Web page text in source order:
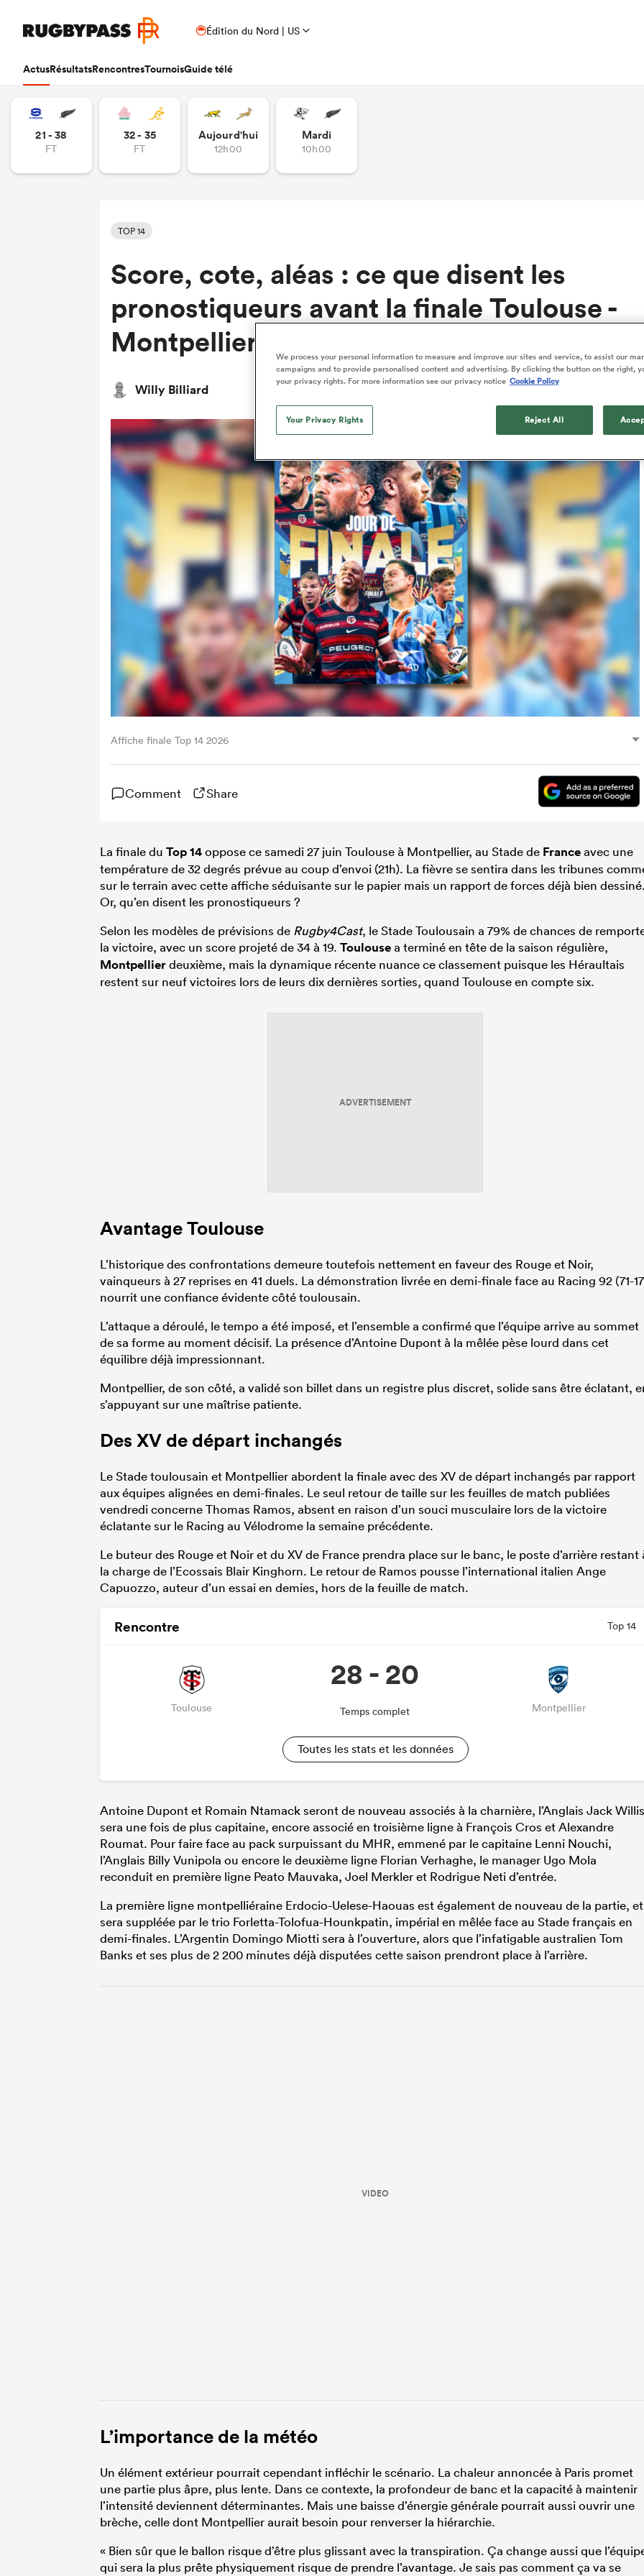
Édition du Nord | US
ActusRésultatsRencontresTournoisGuide télé
21 - 38
FT
32 - 35
FT
Aujourd'hui
12h00
Mardi
10h00
TOP 14
Score, cote, aléas : ce que disent les
pronostiqueurs avant la finale Toulouse -
Montpellier
Willy Billiard
Published: 27 Juin 2026 07:23 PDT
Affiche finale Top 14 2026
Comment Share
La finale du Top 14oppose ce samedi 27 juin Toulouse à Montpellier, au Stade de Franceavec une
température de 32 degrés prévue au coup d’envoi (21h). La fièvre se sentira dans les tribunes
sur le terrain avec cette affiche séduisante sur le papier mais un rapport de forces déjà bien
Or, qu’en disent les pronostiqueurs ?
Selon les modèles de prévisions de Rugby4Cast, le Stade Toulousain a 79% de chances de
la victoire, avec un score projeté de 34 à 19. Toulousea terminé en tête de la saison régulière,
Montpellierdeuxième, mais la dynamique récente nuance ce classement puisque les Héraultais
restent sur neuf victoires lors de leurs dix dernières sorties, quand Toulouse en compte six.
ADVERTISEMENT
Avantage Toulouse
L’historique des confrontations demeure toutefois nettement en faveur des Rouge et Noir,
vainqueurs à 27 reprises en 41 duels. La démonstration livrée en demi-finale face au Racing 92 (71-
nourrit une confiance évidente côté toulousain.
L’attaque a déroulé, le tempo a été imposé, et l’ensemble a confirmé que l’équipe arrive au sommet
de sa forme au moment décisif. La présence d’Antoine Dupont à la mêlée pèse lourd dans cet
équilibre déjà impressionnant.
Montpellier, de son côté, a validé son billet dans un registre plus discret, solide sans être éclatant,
s’appuyant sur une maîtrise patiente.
Des XV de départ inchangés
Le Stade toulousain et Montpellier abordent la finale avec des XV de départ inchangés par rapport
aux équipes alignées en demi-finales. Le seul retour de taille sur les feuilles de match publiées
vendredi concerne Thomas Ramos, absent en raison d’un souci musculaire lors de la victoire
éclatante sur le Racing au Vélodrome la semaine précédente.
Le buteur des Rouge et Noir et du XV de France prendra place sur le banc, le poste d’arrière restant
la charge de l’Ecossais Blair Kinghorn. Le retour de Ramos pousse l’international italien Ange
Capuozzo, auteur d’un essai en demies, hors de la feuille de match.
Rencontre Top 14
Toulouse
28 - 20
Temps complet Montpellier
Toutes les stats et les données
Antoine Dupont et Romain Ntamack seront de nouveau associés à la charnière, l’Anglais Jack Willis
sera une fois de plus capitaine, encore associé en troisième ligne à François Cros et Alexandre
Roumat. Pour faire face au pack surpuissant du MHR, emmené par le capitaine Lenni Nouchi,
l’Anglais Billy Vunipola ou encore le deuxième ligne Florian Verhaghe, le manager Ugo Mola
reconduit en première ligne Peato Mauvaka, Joel Merkler et Rodrigue Neti d’entrée.
La première ligne montpelliéraine Erdocio-Uelese-Haouas est également de nouveau de la partie, et
sera suppléée par le trio Forletta-Tolofua-Hounkpatin, impérial en mêlée face au Stade français en
demi-finales. L’Argentin Domingo Miotti sera à l’ouverture, alors que l’infatigable australien Tom
Banks et ses plus de 2 200 minutes déjà disputées cette saison prendront place à l’arrière.
VIDEO
L’importance de la météo
Un élément extérieur pourrait cependant infléchir le scénario. La chaleur annoncée à Paris promet
une partie plus âpre, plus lente. Dans ce contexte, la profondeur de banc et la capacité à maintenir
l’intensité deviennent déterminantes. Mais une baisse d’énergie générale pourrait aussi ouvrir une
brèche, celle dont Montpellier aurait besoin pour renverser la hiérarchie.
« Bien sûr que le ballon risque d’être plus glissant avec la transpiration. Ça change aussi que
qui sera la plus prête physiquement risque de prendre l’avantage. Je sais pas comment ça va se
We process your personal information to measure and improve our sites and service, to assist our
campaigns and to provide personalised content and advertising. By clicking the button on the right,
your privacy rights. For more information see our privacy notice Cookie Policy
Your Privacy Rights Reject All